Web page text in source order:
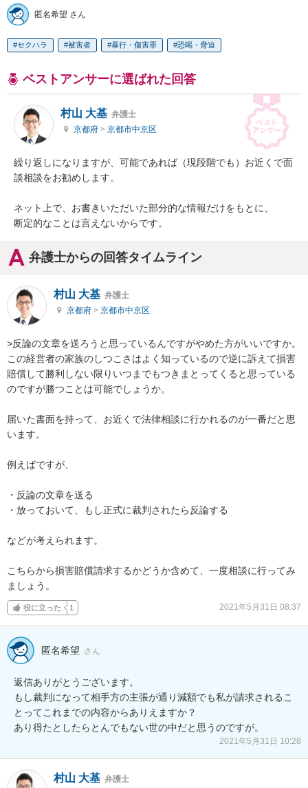
匿名希望 さん
セクハラ 被害者 暴行・傷害罪 恐喝・脅迫
ベストアンサーに選ばれた回答
村山 大基 弁護士
京都府 > 京都市中京区
繰り返しになりますが、可能であれば（現段階でも）お近くで面
談相談をお勧めします。
ネット上で、お書きいただいた部分的な情報だけをもとに、
断定的なことは言えないからです。
弁護士からの回答タイムライン
村山 大基 弁護士
京都府 > 京都市中京区
>反論の文章を送ろうと思っているんですがやめた方がいいですか。
この経営者の家族のしつこさはよく知っているので逆に訴えて損害
賠償して勝利しない限りいつまでもつきまとってくると思っている
のですが勝つことは可能でしょうか。
届いた書面を持って、お近くで法律相談に行かれるのが一番だと思
います。
例えばですが、
・反論の文章を送る
・放っておいて、もし正式に裁判されたら反論する
などが考えられます。
こちらから損害賠償請求するかどうか含めて、一度相談に行ってみ
ましょう。
役に立った 1 2021年5月31日 08:37
匿名希望 さん
返信ありがとうございます。
もし裁判になって相手方の主張が通り減額でも私が請求されるこ
とってこれまでの内容からありえますか？
あり得たとしたらとんでもない世の中だと思うのですが。
2021年5月31日 10:28
村山 大基 弁護士